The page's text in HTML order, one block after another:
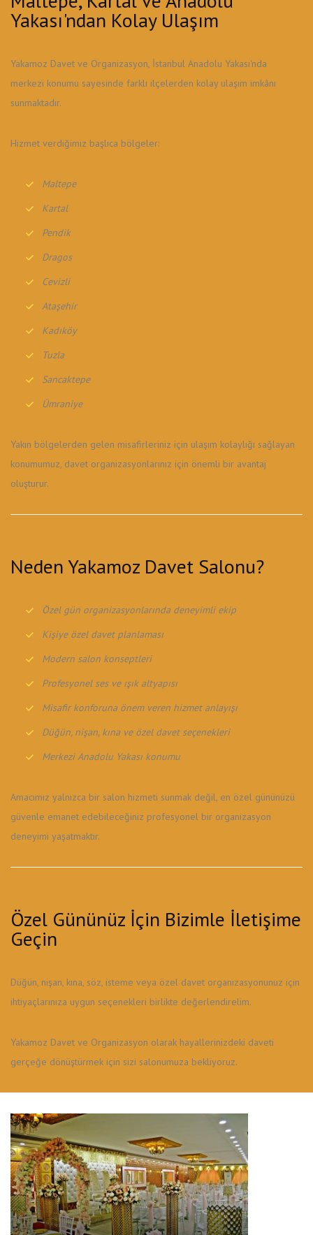
Yakası'ndan Kolay Ulaşım
Yakamoz Davet ve Organizasyon, İstanbul Anadolu Yakası'nda
merkezi konumu sayesinde farklı ilçelerden kolay ulaşım imkânı
sunmaktadır.
Hizmet verdiğimiz başlıca bölgeler:
Maltepe
Kartal
Pendik
Dragos
Cevizli
Ataşehir
Kadıköy
Tuzla
Sancaktepe
Ümraniye
Yakın bölgelerden gelen misafirleriniz için ulaşım kolaylığı sağlayan
konumumuz, davet organizasyonlarınız için önemli bir avantaj
oluşturur.
Neden Yakamoz Davet Salonu?
Özel gün organizasyonlarında deneyimli ekip
Kişiye özel davet planlaması
Modern salon konseptleri
Profesyonel ses ve ışık altyapısı
Misafir konforuna önem veren hizmet anlayışı
Düğün, nişan, kına ve özel davet seçenekleri
Merkezi Anadolu Yakası konumu
Amacımız yalnızca bir salon hizmeti sunmak değil, en özel gününüzü
güvenle emanet edebileceğiniz profesyonel bir organizasyon
deneyimi yaşatmaktır.
Özel Gününüz İçin Bizimle İletişime
Geçin
Düğün, nişan, kına, söz, isteme veya özel davet organizasyonunuz için
ihtiyaçlarınıza uygun seçenekleri birlikte değerlendirelim.
Yakamoz Davet ve Organizasyon olarak hayallerinizdeki daveti
gerçeğe dönüştürmek için sizi salonumuza bekliyoruz.